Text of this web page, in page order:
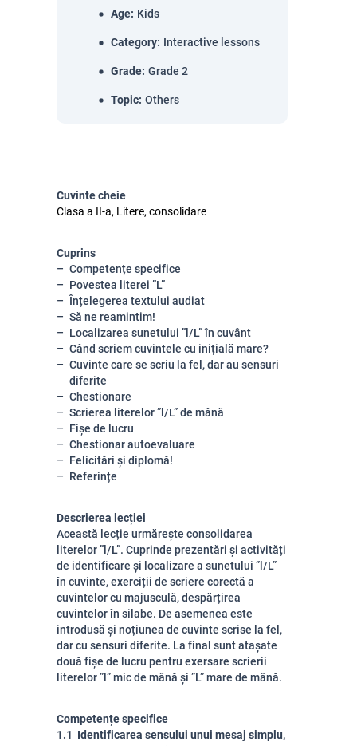
Age: Kids
Category: Interactive lessons
Grade: Grade 2
Topic: Others
Cuvinte cheie
Clasa a II-a, Litere, consolidare
Cuprins
Competențe specifice
Povestea literei ”L”
Înțelegerea textului audiat
Să ne reamintim!
Localizarea sunetului ”l/L” în cuvânt
Când scriem cuvintele cu inițială mare?
Cuvinte care se scriu la fel, dar au sensuri
diferite
Chestionare
Scrierea literelor ”l/L” de mână
Fișe de lucru
Chestionar autoevaluare
Felicitări și diplomă!
Referințe
Descrierea lecției
Această lecție urmărește consolidarea
literelor ”l/L”. Cuprinde prezentări și activități
de identificare și localizare a sunetului ”l/L”
în cuvinte, exerciții de scriere corectă a
cuvintelor cu majusculă, despărțirea
cuvintelor în silabe. De asemenea este
introdusă și noțiunea de cuvinte scrise la fel,
dar cu sensuri diferite. La final sunt atașate
două fișe de lucru pentru exersare scrierii
literelor ”l” mic de mână și ”L” mare de mână.
Competențe specifice
1.1 Identificarea sensului unui mesaj simplu,